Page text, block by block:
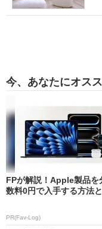
今、あなたにオス
FPが解説！Apple製品を
数料0円で入手する方法
PR(Fav-Log)